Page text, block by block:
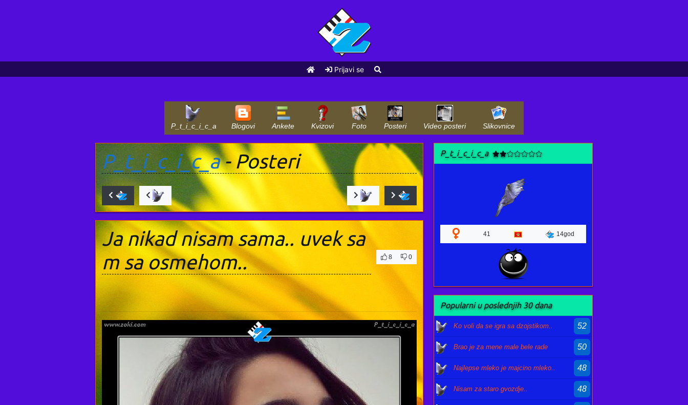
Prijavi se
P_t_i_c_i_c_a Blogovi Ankete Kvizovi Foto Posteri Video posteri Slikovnice
P_t_i_c_i_c_a- Posteri
Ja nikad nisam sama.. uvek sa
m sa osmehom..
8 0
P_t_i_c_i_c_a
41 14god
Popularni u poslednjih 30 dana
Ko voli da se igra sa dzojstikom.. 52
Brao je za mene male bele rade 50
Najlepse mleko je majcino mleko.. 48
Nisam za staro gvozdje.. 48